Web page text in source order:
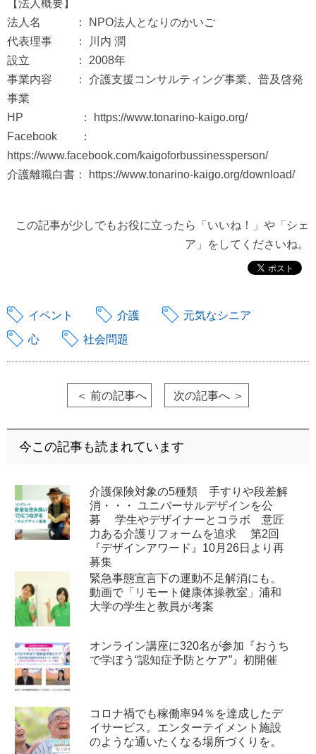
【法人概要】
法人名 ： NPO法人となりのかいご
代表理事 ： 川内 潤
設立 ： 2008年
事業内容 ： 介護支援コンサルティング事業、普及啓発
事業
HP ： https://www.tonarino-kaigo.org/
Facebook ：
https://www.facebook.com/kaigoforbussinessperson/
介護離職白書： https://www.tonarino-kaigo.org/download/
この記事が少しでもお役に立ったら「いいね！」や「シェ
ア」をしてくださいね。
イベント 介護
元気なシニア
心
社会問題
＜ 前の記事へ 次の記事へ ＞
今この記事も読まれています
介護保険対象の5種類 手すりや段差解
消・・・ ユニバーサルデザインを公
募 学生やデザイナーとコラボ 意匠
力ある介護リフォームを追求 第2回
『デザインアワード』10月26日より再
募集
緊急事態宣言下の運動不足解消にも。
動画で「リモート健康体操教室」浦和
大学の学生と教員が考案
オンライン講座に320名が参加『おうち
で学ぼう“認知症予防とケア”』初開催
コロナ禍でも稼働率94％を達成したデ
イサービス。エンターテイメント施設
のような通いたくなる場所づくりを。